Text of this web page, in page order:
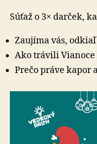
Súťaž o 3× darček,
Zaujíma vás,
Ako trávili
Prečo práve kapor